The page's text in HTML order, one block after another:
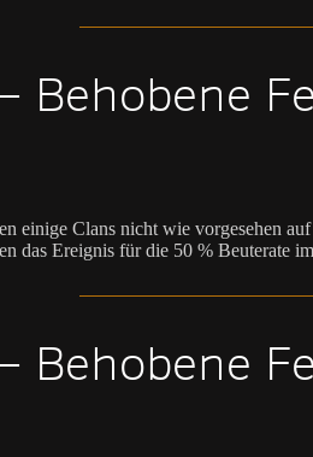
Behobene
einige Clans nicht wie vorgesehen
das Ereignis für die 50 % Beuterate
Behobene